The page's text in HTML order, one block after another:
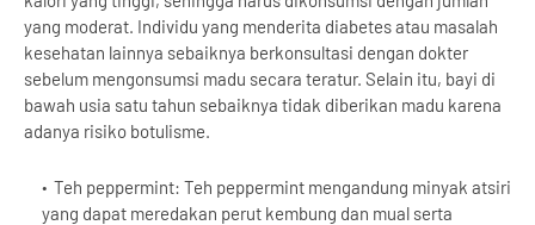
yang moderat. Individu yang menderita diabetes atau masalah
kesehatan lainnya sebaiknya berkonsultasi dengan dokter
sebelum mengonsumsi madu secara teratur. Selain itu, bayi di
bawah usia satu tahun sebaiknya tidak diberikan madu karena
adanya risiko botulisme.
Teh peppermint: Teh peppermint mengandung minyak atsiri
yang dapat meredakan perut kembung dan mual serta